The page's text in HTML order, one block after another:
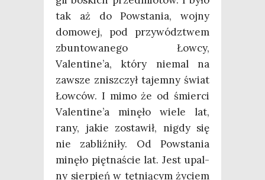
tak aż do Powsta­nia, woj­ny
domo­wej, pod przy­wódz­twem
zbun­to­wa­ne­go Łow­cy,
Valentine’a, któ­ry nie­mal na
zawsze znisz­czył tajem­ny świat
Łow­ców. I mimo że od śmier­ci
Valentine’a minę­ło wie­le lat,
rany, jakie zosta­wił, nigdy się
nie zabliź­ni­ły. Od Powsta­nia
minę­ło pięt­na­ście lat. Jest upal­
ny sier­pień w tęt­nią­cym życiem